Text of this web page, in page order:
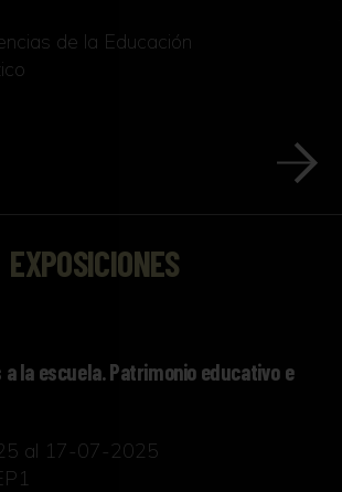
de la Educación
EXPOSICIONES
la escuela. Patrimonio educativo e
al 17-07-2025